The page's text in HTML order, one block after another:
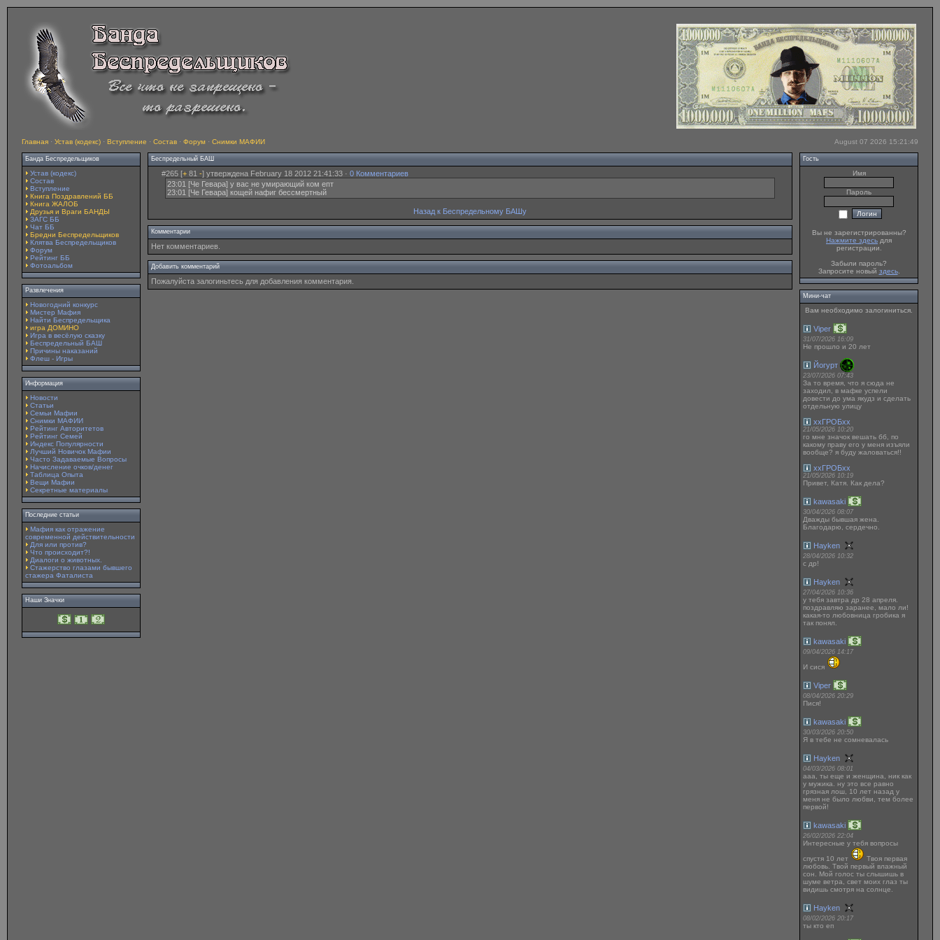
Главная · Устав (кодекс) · Вступление · Состав · Форум · Снимки МАФИИ August 07 2026 15:21:49
Банда Беспредельщиков
Устав (кодекс)
Состав
Вступление
Книга Поздравлений ББ
Книга ЖАЛОБ
Друзья и Враги БАНДЫ
ЗАГС ББ
Чат ББ
Бредни Беспредельщиков
Клятва Беспредельщиков
Форум
Рейтинг ББ
Фотоальбом
Развлечения
Новогодний конкурс
Мистер Мафия
Найти Беспредельщика
игра ДОМИНО
Игра в весёлую сказку
Беспредельный БАШ
Причины наказаний
Флеш - Игры
Информация
Новости
Статьи
Семьи Мафии
Снимки МАФИИ
Рейтинг Авторитетов
Рейтинг Семей
Индекс Популярности
Лучший Новичок Мафии
Часто Задаваемые Вопросы
Начисление очков/денег
Таблица Опыта
Вещи Мафии
Секретные материалы
Последние статьи
Мафия как отражение
современной действительности
Для или против?
Что происходит?!
Диалоги о животных.
Стажерство глазами бывшего
стажера Фаталиста
Наши Значки
Беспредельный БАШ
#265 [+ 81 -] утверждена February 18 2012 21:41:33 · 0 Комментариев
23:01 [Че Гевара] у вас не умирающий ком епт
23:01 [Че Гевара] кощей нафиг бессмертный
Назад к Беспредельному БАШу
Комментарии
Нет комментариев.
Добавить комментарий
Пожалуйста залогиньтесь для добавления комментария.
Гость
Имя
Пароль
Вы не зарегистрированны?
Нажмите здесь для
регистрации.
Забыли пароль?
Запросите новый здесь.
Мини-чат
Вам необходимо залогиниться.
Viper
31/07/2026 16:09
Не прошло и 20 лет
Йогурт
23/07/2026 07:43
За то время, что я сюда не
заходил, в мафке успели
довести до ума якудз и сделать
отдельную улицу
ххГРОБхх
21/05/2026 10:20
го мне значок вешать бб, по
какому праву его у меня изъяли
вообще? я буду жаловаться!!
ххГРОБхх
21/05/2026 10:19
Привет, Катя. Как дела?
kawasaki
30/04/2026 08:07
Дважды бывшая жена.
Благодарю, сердечно.
Hayken
28/04/2026 10:32
с др!
Hayken
27/04/2026 10:36
у тебя завтра др 28 апреля.
поздравляю заранее, мало ли!
какая-то любовница гробика я
так понял.
kawasaki
09/04/2026 14:17
И сися
Viper
08/04/2026 20:29
Пися!
kawasaki
30/03/2026 20:50
Я в тебе не сомневалась
Hayken
04/03/2026 08:01
ааа, ты еще и женщина, ник как
у мужика. ну это все равно
грязная лош, 10 лет назад у
меня не было любви, тем более
первой!
kawasaki
26/02/2026 22:04
Интересные у тебя вопросы
спустя 10 лет
Твоя первая
любовь. Твой первый влажный
сон. Мой голос ты слышишь в
шуме ветра, свет моих глаз ты
видишь смотря на солнце.
Hayken
08/02/2026 20:17
ты кто еп